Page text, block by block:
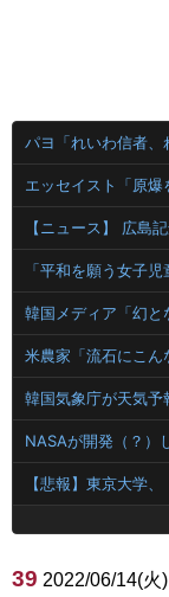
【悲報】東京大学
39 2022/06/14(火